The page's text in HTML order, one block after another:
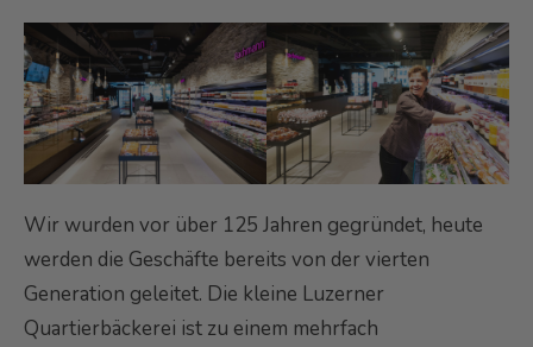
Wir wurden vor über 125 Jahren gegründet, heute
werden die Geschäfte bereits von der vierten
Generation geleitet. Die kleine Luzerner
Quartierbäckerei ist zu einem mehrfach